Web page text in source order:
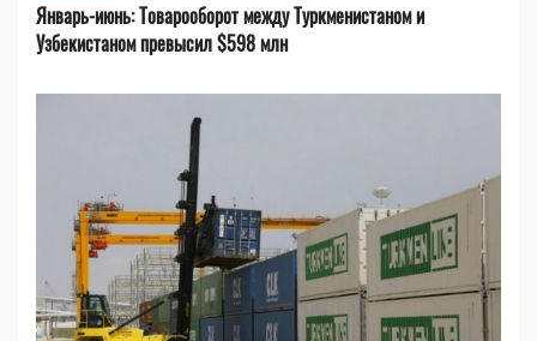
Январь-июнь: Товарооборот между Туркменистаном и
Узбекистаном превысил $598 млн